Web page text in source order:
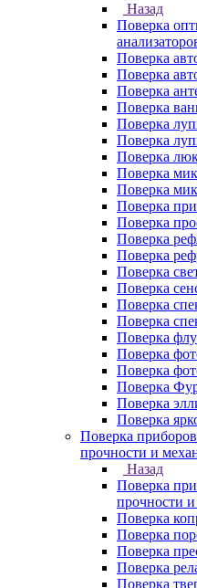
Назад
Поверка
Поверка
Поверка
Поверка
Поверка
Поверка
Поверка
Поверка
Поверка
Поверка
Поверка
Поверка
Поверка
Поверка
Поверка
Поверка
Поверка
Поверка
Поверка
Поверка
Поверка
Поверка
Поверка
Поверка
Поверка приборов
прочности и
Назад
Поверка
прочности
Поверка
Поверка
Поверка
Поверка
Поверка